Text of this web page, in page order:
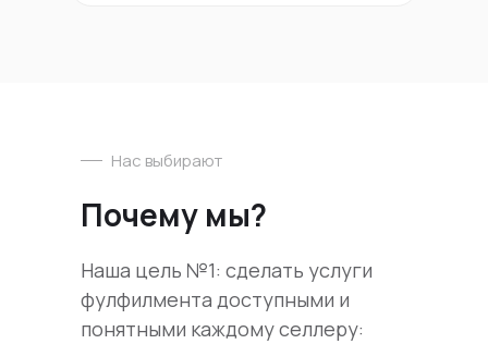
Наша цель №1: сделать услуги
фулфилмента доступными и
понятными каждому селлеру:
Почему мы?
Нас выбирают